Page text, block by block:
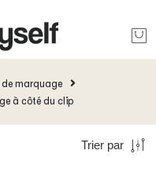
marquage
à côté du clip
Trier par